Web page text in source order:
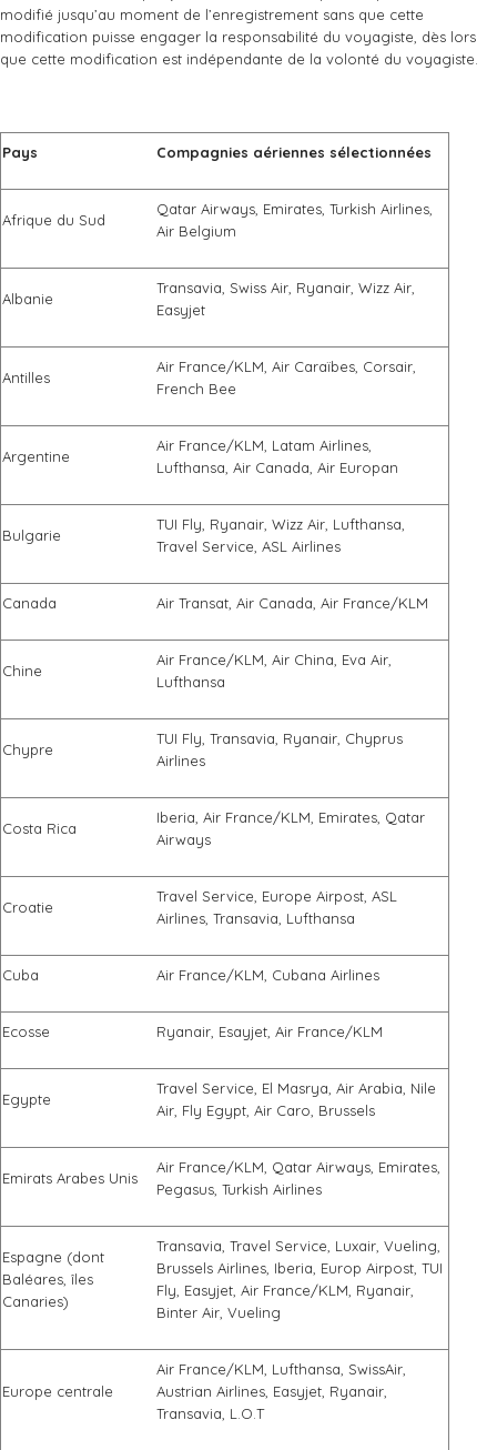
modifié jusqu’au moment de l’enregistrement sans que cette
modification puisse engager la responsabilité du voyagiste, dès lors
que cette modification est indépendante de la volonté du voyagiste.
Pays Compagnies aériennes sélectionnées
Afrique du Sud
Qatar Airways, Emirates, Turkish Airlines,
Air Belgium
Albanie
Transavia, Swiss Air, Ryanair, Wizz Air,
Easyjet
Antilles
Air France/KLM, Air Caraïbes, Corsair,
French Bee
Argentine
Air France/KLM, Latam Airlines,
Lufthansa, Air Canada, Air Europan
Bulgarie
TUI Fly, Ryanair, Wizz Air, Lufthansa,
Travel Service, ASL Airlines
Canada Air Transat, Air Canada, Air France/KLM
Chine
Air France/KLM, Air China, Eva Air,
Lufthansa
Chypre
TUI Fly, Transavia, Ryanair, Chyprus
Airlines
Costa Rica
Iberia, Air France/KLM, Emirates, Qatar
Airways
Croatie
Travel Service, Europe Airpost, ASL
Airlines, Transavia, Lufthansa
Cuba Air France/KLM, Cubana Airlines
Ecosse Ryanair, Esayjet, Air France/KLM
Egypte
Travel Service, El Masrya, Air Arabia, Nile
Air, Fly Egypt, Air Caro, Brussels
Emirats Arabes Unis
Air France/KLM, Qatar Airways, Emirates,
Pegasus, Turkish Airlines
Espagne (dont
Baléares, îles
Canaries)
Transavia, Travel Service, Luxair, Vueling,
Brussels Airlines, Iberia, Europ Airpost, TUI
Fly, Easyjet, Air France/KLM, Ryanair,
Binter Air, Vueling
Europe centrale
Air France/KLM, Lufthansa, SwissAir,
Austrian Airlines, Easyjet, Ryanair,
Transavia, L.O.T